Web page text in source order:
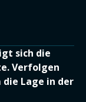
sich die
Verfolgen
Lage in der